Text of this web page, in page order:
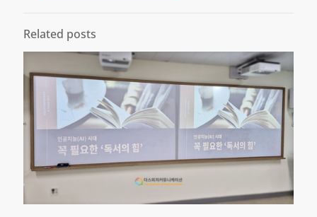
Related posts